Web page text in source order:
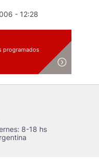
- 12:28
programados
8-18 hs